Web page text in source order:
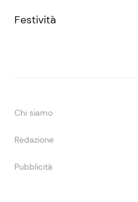
Festività
Chi siamo
Redazione
Pubblicità